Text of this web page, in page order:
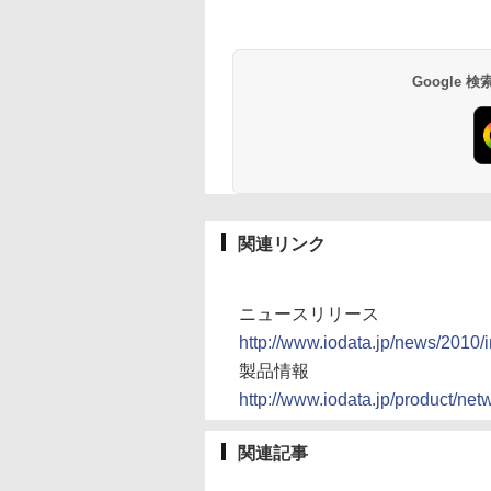
Google 検
関連リンク
ニュースリリース
http://www.iodata.jp/news/
製品情報
http://www.iodata.jp/product/
関連記事